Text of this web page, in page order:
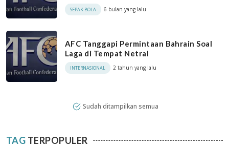
SEPAK BOLA 6 bulan yang lalu
AFC Tanggapi Permintaan Bahrain Soal
Laga di Tempat Netral
INTERNASIONAL 2 tahun yang lalu
Sudah ditampilkan semua
TAG TERPOPULER